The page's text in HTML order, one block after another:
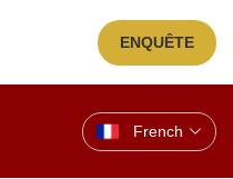
ENQUÊTE
French